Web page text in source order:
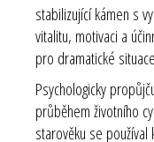
stabilizující kámen s
vitalitu, motivaci a
pro dramatické
Psychologicky
průběhem životního
starověku se